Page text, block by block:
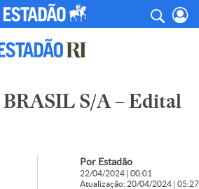
S/A – Edital
Por Estadão
22/04/2024 | 00:01
Atualização: 20/04/2024 | 05:27